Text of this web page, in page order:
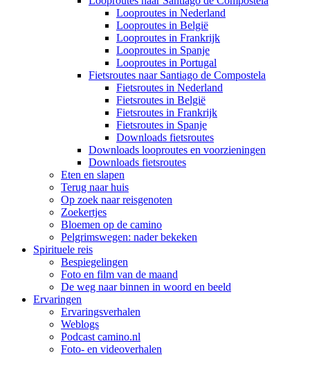
Looproutes in Nederland
Looproutes in België
Looproutes in Frankrijk
Looproutes in Spanje
Looproutes in Portugal
Fietsroutes naar Santiago de Compostela
Fietsroutes in Nederland
Fietsroutes in België
Fietsroutes in Frankrijk
Fietsroutes in Spanje
Downloads fietsroutes
Downloads looproutes en voorzieningen
Downloads fietsroutes
Eten en slapen
Terug naar huis
Op zoek naar reisgenoten
Zoekertjes
Bloemen op de camino
Pelgrimswegen: nader bekeken
Spirituele reis
Bespiegelingen
Foto en film van de maand
De weg naar binnen in woord en beeld
Ervaringen
Ervaringsverhalen
Weblogs
Podcast camino.nl
Foto- en videoverhalen